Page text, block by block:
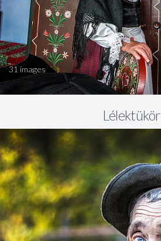
31 images
Lélektükör